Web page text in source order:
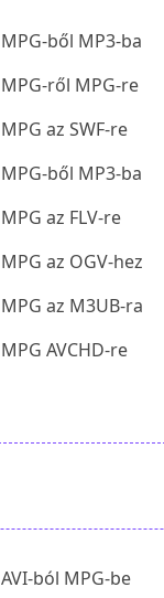
MPG-ből MP3-ba
MPG-ről MPG-re
MPG az SWF-re
MPG-ből MP3-ba
MPG az FLV-re
MPG az OGV-hez
MPG az M3UB-ra
MPG AVCHD-re
AVI-ból MPG-be